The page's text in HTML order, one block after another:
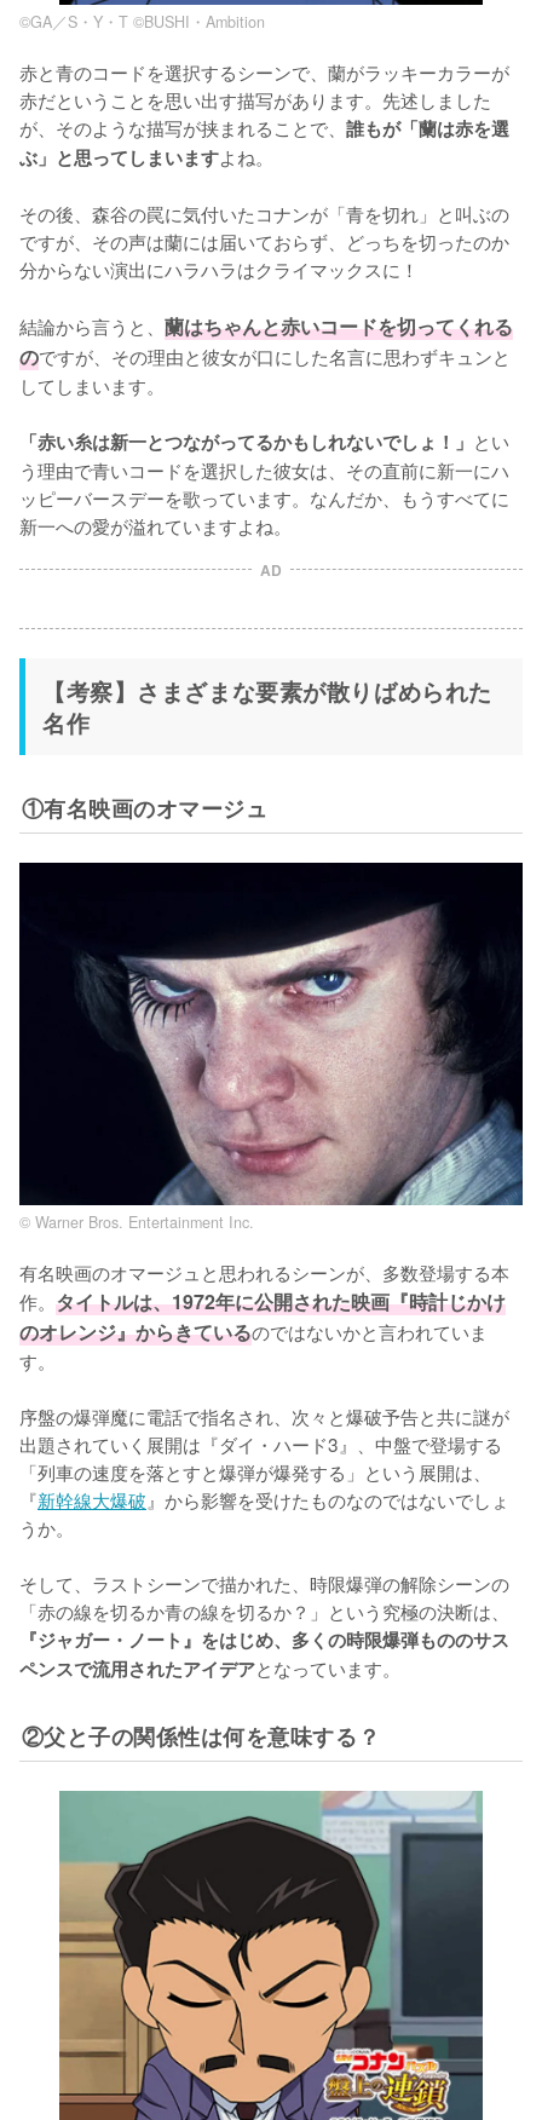
©︎GA／S・Y・T ©︎BUSHI・Ambition
赤と青のコードを選択するシーンで、蘭がラッキーカラーが
赤だということを思い出す描写があります。先述しました
が、そのような描写が挟まれることで、 誰もが「蘭は赤を選
ぶ」と思ってしまいますよね。
その後、森谷の罠に気付いたコナンが「青を切れ」と叫ぶの
ですが、その声は蘭には届いておらず、どっちを切ったのか
分からない演出にハラハラはクライマックスに！
結論から言うと、 蘭はちゃんと赤いコードを切ってくれる
のですが、その理由と彼女が口にした名言に思わずキュンと
してしまいます。
「赤い糸は新一とつながってるかもしれないでしょ！」 とい
う理由で青いコードを選択した彼女は、その直前に新一にハ
ッピーバースデーを歌っています。なんだか、もうすべてに
新一への愛が溢れていますよね。
AD
【考察】さまざまな要素が散りばめられた
名作
①有名映画のオマージュ
© Warner Bros. Entertainment Inc.
有名映画のオマージュと思われるシーンが、多数登場する本
作。 タイトルは、1972年に公開された映画『時計じかけ
のオレンジ』からきているのではないかと言われていま
す。
序盤の爆弾魔に電話で指名され、次々と爆破予告と共に謎が
出題されていく展開は『ダイ・ハード3』、中盤で登場する
「列車の速度を落とすと爆弾が爆発する」という展開は、
『新幹線大爆破 』から影響を受けたものなのではないでしょ
うか。
そして、ラストシーンで描かれた、時限爆弾の解除シーンの
「赤の線を切るか青の線を切るか？」という究極の決断は、
『ジャガー・ノート』をはじめ、多くの時限爆弾もののサス
ペンスで流用されたアイデアとなっています。
②父と子の関係性は何を意味する？